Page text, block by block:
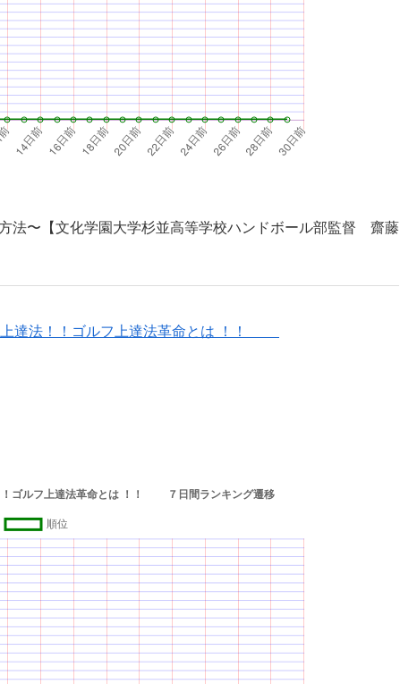
法〜【文化学園大学杉並高等学校ハンドボール部監督 齋藤
上達法！！ゴルフ上達法革命とは ！！